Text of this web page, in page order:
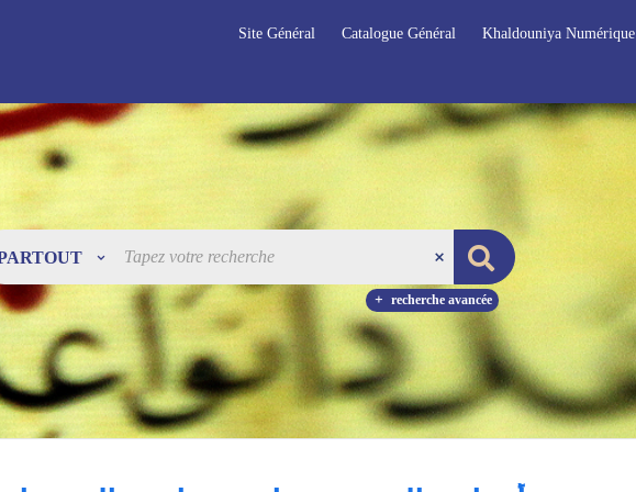
Site Général Catalogue Général Khaldouniya Numérique
recherche avancée